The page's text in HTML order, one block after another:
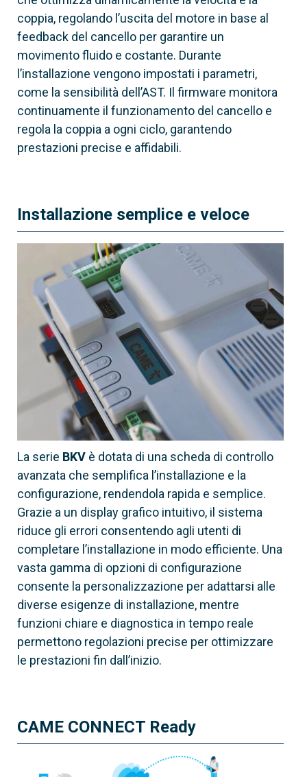
coppia, regolando l’uscita del motore in base al
feedback del cancello per garantire un
movimento fluido e costante. Durante
l’installazione vengono impostati i parametri,
come la sensibilità dell’AST. Il firmware monitora
continuamente il funzionamento del cancello e
regola la coppia a ogni ciclo, garantendo
prestazioni precise e affidabili.
Installazione semplice e veloce
La serie BKV è dotata di una scheda di controllo
avanzata che semplifica l’installazione e la
configurazione, rendendola rapida e semplice.
Grazie a un display grafico intuitivo, il sistema
riduce gli errori consentendo agli utenti di
completare l’installazione in modo efficiente. Una
vasta gamma di opzioni di configurazione
consente la personalizzazione per adattarsi alle
diverse esigenze di installazione, mentre
funzioni chiare e diagnostica in tempo reale
permettono regolazioni precise per ottimizzare
le prestazioni fin dall’inizio.
CAME CONNECT Ready